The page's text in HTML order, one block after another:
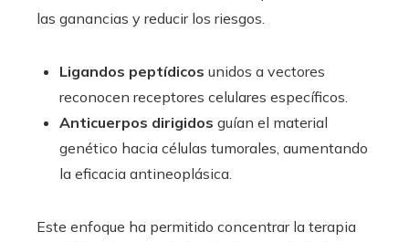
las ganancias y reducir los riesgos.
Ligandos peptídicos unidos a vectores
reconocen receptores celulares específicos.
Anticuerpos dirigidos guían el material
genético hacia células tumorales, aumentando
la eficacia antineoplásica.
Este enfoque ha permitido concentrar la terapia